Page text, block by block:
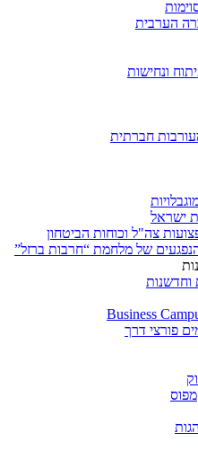
הערבית
ונחישות
חברתית
ישראל
צה"ל וכוחות הביטחון
של מלחמת “חרבות ברזל”
פורצי דרך